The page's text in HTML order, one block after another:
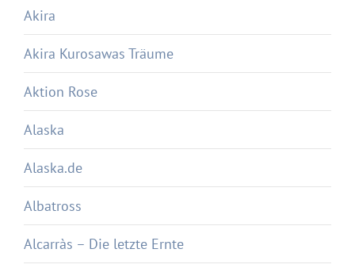
Akira
Akira Kurosawas Träume
Aktion Rose
Alaska
Alaska.de
Albatross
Alcarràs – Die letzte Ernte